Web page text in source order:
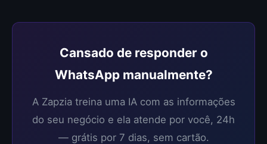
Cansado de responder o
WhatsApp manualmente?
A Zapzia treina uma IA com as informações
do seu negócio e ela atende por você, 24h
— grátis por 7 dias, sem cartão.